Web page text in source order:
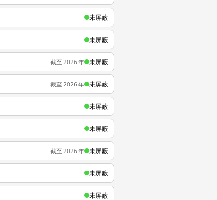
未屏蔽
未屏蔽
截至 2026 年 未屏蔽
截至 2026 年 未屏蔽
未屏蔽
未屏蔽
截至 2026 年 未屏蔽
未屏蔽
未屏蔽